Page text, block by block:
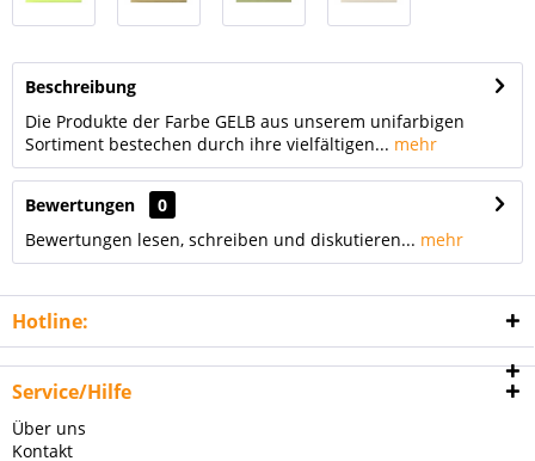
Beschreibung
Die Produkte der Farbe GELB aus unserem unifarbigen
Sortiment bestechen durch ihre vielfältigen... mehr
Bewertungen
0
Bewertungen lesen, schreiben und diskutieren... mehr
Hotline:
Service/Hilfe
Über uns
Kontakt